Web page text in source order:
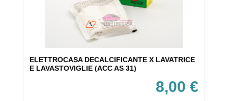
ELETTROCASA DECALCIFICANTE X LAVATRICE
E LAVASTOVIGLIE (ACC AS 31)
8,00 €